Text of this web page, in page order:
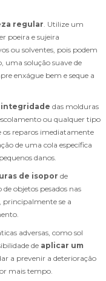
regular . Utilize um
poeira e sujeira
ou solventes, pois podem
uma solução suave de
enxágue bem e seque a
integridade das molduras
ou qualquer tipo
os reparos imediatamente
de uma cola específica
danos.
de isopor de
objetos pesados nas
principalmente se a
adversas, como sol
de aplicar um
a prevenir a deterioração
mais tempo.